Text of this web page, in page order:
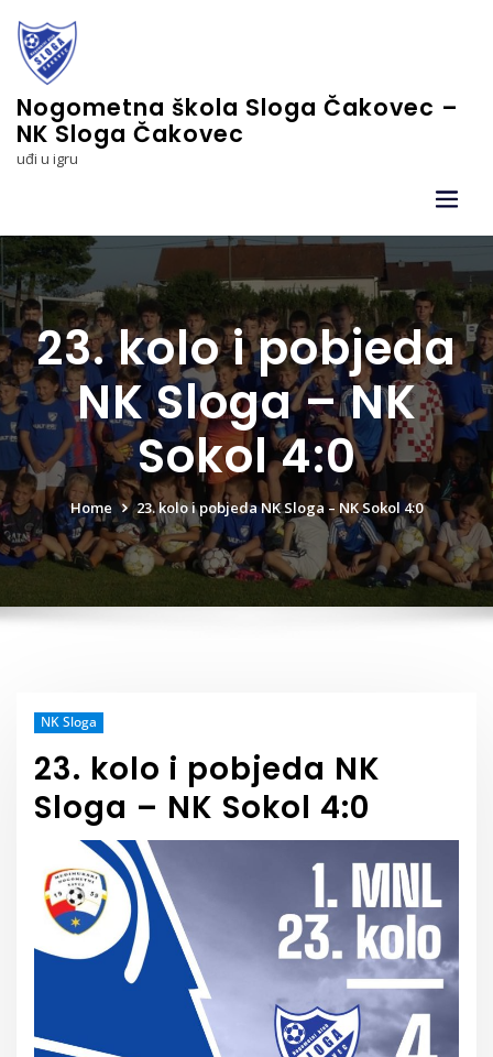
content
Nogometna škola Sloga Čakovec –
NK Sloga Čakovec
uđi u igru
23. kolo i pobjeda
NK Sloga – NK
Sokol 4:0
Home 23. kolo i pobjeda NK Sloga – NK Sokol 4:0
NK Sloga
23. kolo i pobjeda NK
Sloga – NK Sokol 4:0